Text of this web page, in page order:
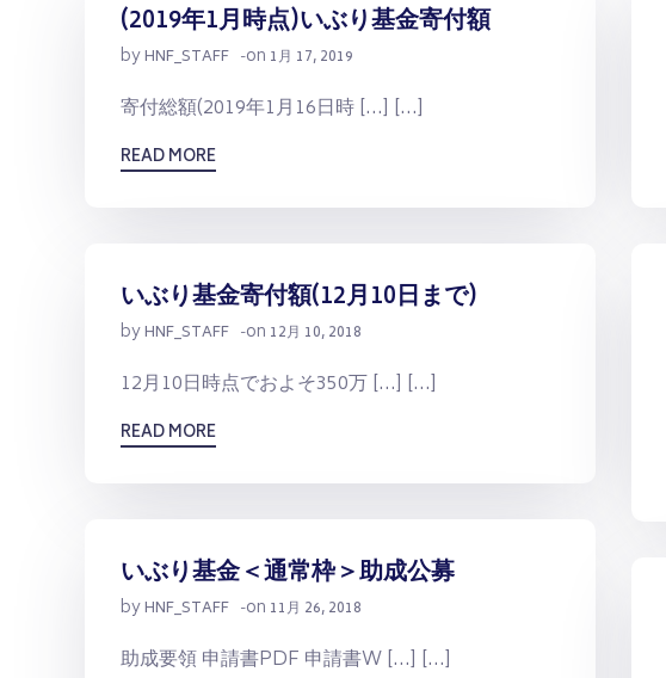
(2019年1月時点)いぶり基金寄付額
byHNF_STAFF -on 1月 17, 2019
寄付総額(2019年1月16日時 […] […]
READ MORE
いぶり基金寄付額(12月10日まで)
byHNF_STAFF -on 12月 10, 2018
12月10日時点でおよそ350万 […] […]
READ MORE
いぶり基金＜通常枠＞助成公募
byHNF_STAFF -on 11月 26, 2018
助成要領 申請書PDF 申請書W […] […]